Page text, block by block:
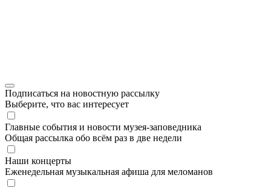
Подписаться на новостную рассылку
Выберите, что вас интересует
Главные события и новости музея-заповедника
Общая рассылка обо всём раз в две недели
Наши концерты
Еженедельная музыкальная афиша для меломанов